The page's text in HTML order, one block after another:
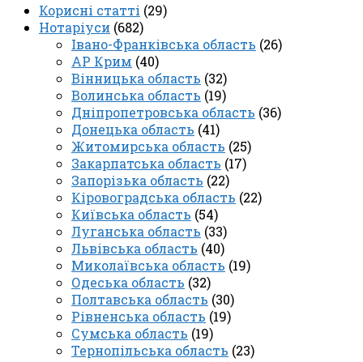
Корисні статті (29)
Нотаріуси (682)
Івано-Франківська область (26)
АР Крим (40)
Вінницька область (32)
Волинська область (19)
Дніпропетровська область (36)
Донецька область (41)
Житомирська область (25)
Закарпатська область (17)
Запорізька область (22)
Кіровоградська область (22)
Київська область (54)
Луганська область (33)
Львівська область (40)
Миколаївська область (19)
Одеська область (32)
Полтавська область (30)
Рівненська область (19)
Сумська область (19)
Тернопільська область (23)